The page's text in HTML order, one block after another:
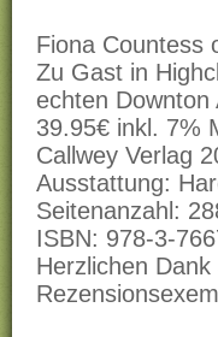
Fiona Countess
Zu Gast in
echten Downton
39.95€ inkl. 7%
Callwey Verlag
Ausstattung:
Seitenanzahl:
ISBN: 978-3-
Herzlichen Dank